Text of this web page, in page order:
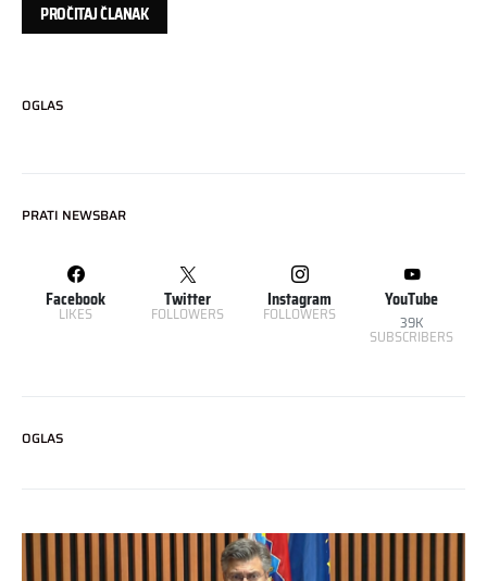
PROČITAJ ČLANAK
OGLAS
PRATI NEWSBAR
Facebook
LIKES
Twitter
FOLLOWERS
Instagram
FOLLOWERS
YouTube
39K
SUBSCRIBERS
OGLAS